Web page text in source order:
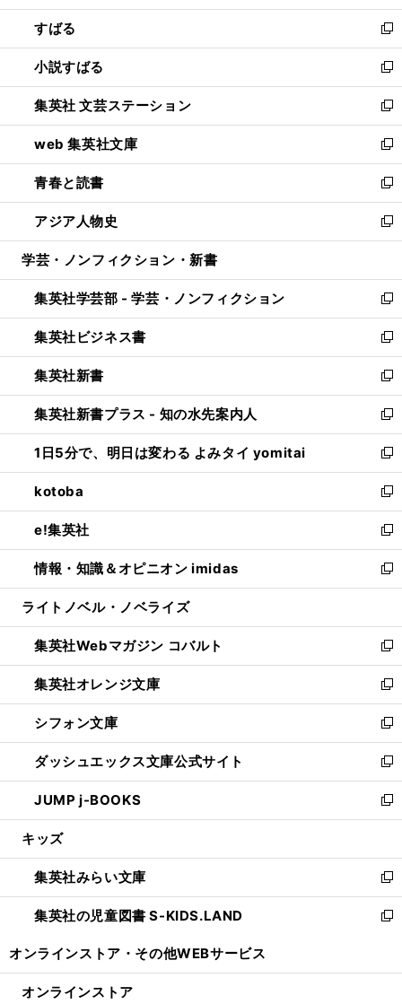
開
く
ウ
で
開
く
ン
ド
ウ
で
開
く
すばる
新
し
い
ウ
ィ
ン
ド
ウ
で
開
く
小説すばる
新
し
い
ウ
ィ
ン
ド
ウ
で
開
集英社 文芸ステーション
新
し
い
ウ
ィ
ン
ド
ウ
開
く
web 集英社文庫
新
し
い
ウ
ィ
ン
ウ
で
開
く
青春と読書
新
し
い
ウ
ン
ド
ウ
で
開
く
アジア人物史
新
し
ウ
ィ
ン
ド
ウ
で
開
く
学芸・ノンフィクション・新書
集英社学芸部 - 学芸・ノンフィクション
新
し
い
ウ
ィ
ン
ド
ウ
で
開
く
集英社ビジネス書
新
し
い
ウ
ィ
ン
ド
ウ
で
開
く
集英社新書
新
し
い
ウ
ィ
ン
ド
ウ
で
開
く
集英社新書プラス - 知の水先案内人
新
し
い
ウ
ィ
ン
ド
ウ
で
開
1日5分で、明日は変わる よみタイ yomitai
新
し
い
ウ
ィ
ン
ド
ウ
開
く
kotoba
新
し
い
ウ
ィ
ン
ウ
で
開
く
e!集英社
新
し
い
ウ
ン
ド
ウ
で
開
く
情報・知識＆オピニオン imidas
新
し
ウ
ィ
ン
ド
ウ
で
開
く
ライトノベル・ノベライズ
集英社Webマガジン コバルト
新
し
い
ウ
ィ
ン
ド
ウ
で
開
集英社オレンジ文庫
新
し
い
ウ
ィ
ン
ド
ウ
開
く
シフォン文庫
新
し
い
ウ
ィ
ン
ウ
で
開
く
ダッシュエックス文庫公式サイト
新
し
い
ウ
ン
ド
ウ
で
JUMP j-BOOKS
新
し
ウ
ィ
ン
ド
開
キッズ
集英社みらい文庫
新
し
い
ン
集英社の児童図書 S-KIDS.LAND
新
ウ
オンラインストア・ その他WEBサービス
オンラインストア